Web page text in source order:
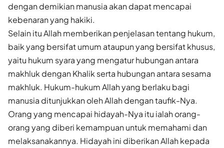
dengan demikian manusia akan dapat mencapai
kebenaran yang hakiki.
Selain itu Allah memberikan penjelasan tentang hukum,
baik yang bersifat umum ataupun yang bersifat khusus,
yaitu hukum syara yang mengatur hubungan antara
makhluk dengan Khalik serta hubungan antara sesama
makhluk. Hukum-hukum Allah yang berlaku bagi
manusia ditunjukkan oleh Allah dengan taufik-Nya.
Orang yang mencapai hidayah-Nya itu ialah orang-
orang yang diberi kemampuan untuk memahami dan
melaksanakannya. Hidayah ini diberikan Allah kepada